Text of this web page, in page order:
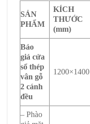
SẢN
PHẨM
KÍCH
THƯỚC
(mm)
Báo
giá cửa
sổ thép
vân gỗ
2 cánh
đều
1200×1400
– Phào